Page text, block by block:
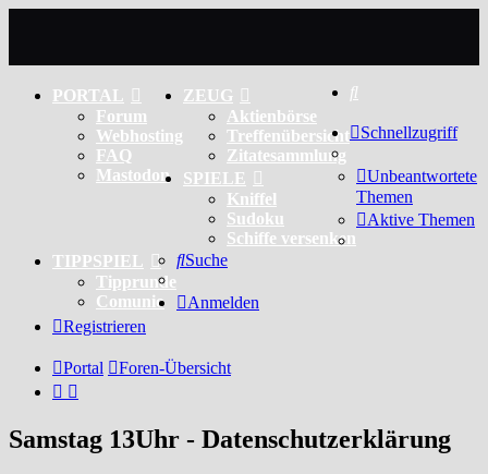
PORTAL
Forum
Webhosting
FAQ
Mastodon
ZEUG
Aktienbörse
Treffenübersicht
Zitatesammlung
SPIELE
Kniffel
Sudoku
Schiffe versenken
TIPPSPIEL
Tipprunde
Comunio
Schnellzugriff
Unbeantwortete
Themen
Aktive Themen
Suche
Anmelden
Registrieren
Portal Foren-Übersicht
Samstag 13Uhr - Datenschutzerklärung